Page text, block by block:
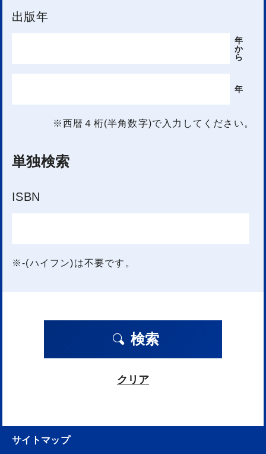
出版年
年
か
ら
年
※西暦４桁(半角数字)で入力してください。
単独検索
ISBN
※-(ハイフン)は不要です。
検索
クリア
サイトマップ